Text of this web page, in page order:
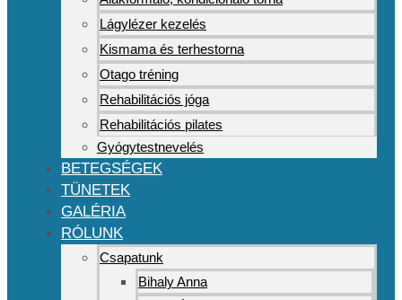
Lágylézer kezelés
Kismama és terhestorna
Otago tréning
Rehabilitációs jóga
Rehabilitációs pilates
Gyógytestnevelés
BETEGSÉGEK
TÜNETEK
GALÉRIA
RÓLUNK
Csapatunk
Bihaly Anna